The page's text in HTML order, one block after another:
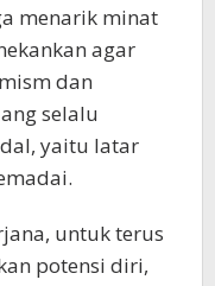
menarik minat
agar
dan
selalu
yaitu latar
untuk terus
potensi diri,